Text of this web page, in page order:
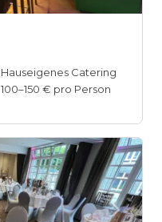
Hauseigenes Catering
100–150 € pro Person